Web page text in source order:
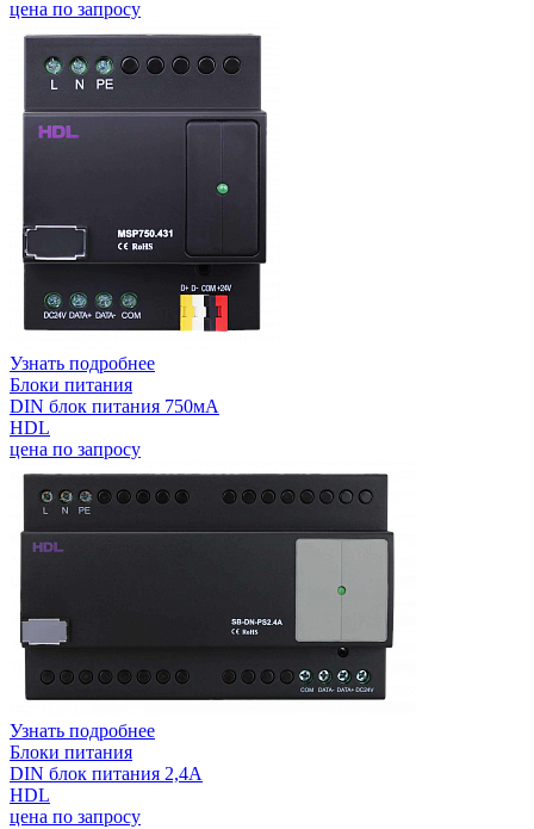
цена по запросу
Узнать подробнее
Блоки питания
DIN блок питания 750мА
HDL
цена по запросу
Узнать подробнее
Блоки питания
DIN блок питания 2,4А
HDL
цена по запросу